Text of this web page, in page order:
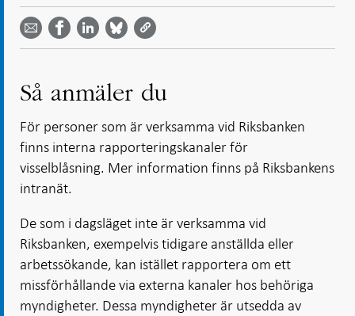
Dela
email -
Öppnas
Dela på
Facebook
- Öppnas
Dela på
LinkedIn
-
Öppnas
på
Bluesky
-
på
Twitter
-
Så anmäler du
För personer som är verksamma vid Riksbanken
finns interna rapporteringskanaler för
visselblåsning. Mer information finns på Riksbankens
intranät.
De som i dagsläget inte är verksamma vid
Riksbanken, exempelvis tidigare anställda eller
arbetssökande, kan istället rapportera om ett
missförhållande via externa kanaler hos behöriga
myndigheter. Dessa myndigheter är utsedda av